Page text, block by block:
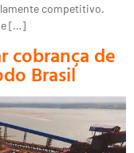
competitivo.
[…]
cobrança de
Brasil